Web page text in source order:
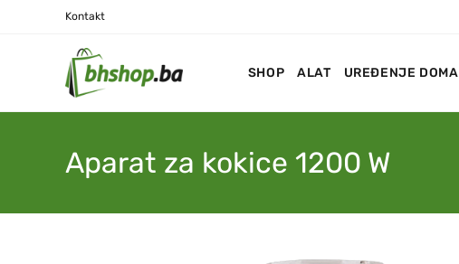
Kontakt
SHOP ALAT UREĐENJE DOMA
Aparat za kokice 1200 W